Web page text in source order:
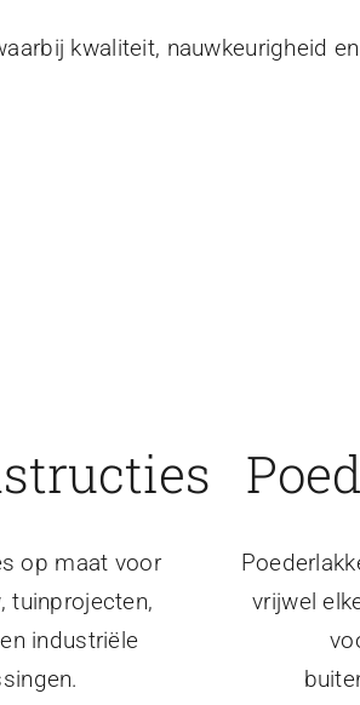
kwaliteit, nauwkeurigheid
op maat voor
tuinprojecten,
industriële
vrijwel